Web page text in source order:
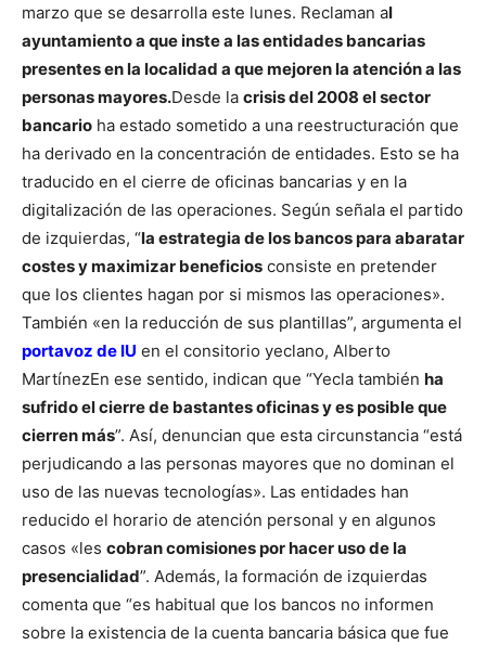
marzo que se desarrolla este lunes. Reclaman al
ayuntamiento a que inste a las entidades bancarias
presentes en la localidad a que mejoren la atención a las
personas mayores.Desde la crisis del 2008 el sector
bancario ha estado sometido a una reestructuración que
ha derivado en la concentración de entidades. Esto se ha
traducido en el cierre de oficinas bancarias y en la
digitalización de las operaciones. Según señala el partido
de izquierdas, “la estrategia de los bancos para abaratar
costes y maximizar beneficios consiste en pretender
que los clientes hagan por si mismos las operaciones».
También «en la reducción de sus plantillas”, argumenta el
portavoz de IU en el consitorio yeclano, Alberto
MartínezEn ese sentido, indican que “Yecla también ha
sufrido el cierre de bastantes oficinas y es posible que
cierren más”. Así, denuncian que esta circunstancia “está
perjudicando a las personas mayores que no dominan el
uso de las nuevas tecnologías». Las entidades han
reducido el horario de atención personal y en algunos
casos «les cobran comisiones por hacer uso de la
presencialidad”. Además, la formación de izquierdas
comenta que “es habitual que los bancos no informen
sobre la existencia de la cuenta bancaria básica que fue